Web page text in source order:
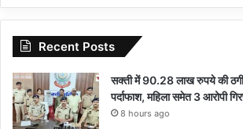
Recent Posts
सक्ती में 90.28 लाख रुपये की ठगी
पर्दाफाश, महिला समेत 3 आरोपी
8 hours ago